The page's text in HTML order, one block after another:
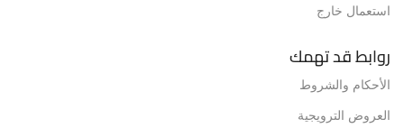
استعمال خارج
روابط قد تهمك
الأحكام والشروط
العروض الترويجية